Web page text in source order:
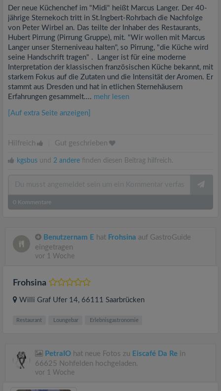
Der neue Küchenchef im "Midi" heißt Marcus Langer. Der 40-
jährige Sternekoch tritt in St.Ingbert-Rohrbach die Nachfolge
von Peter Wirbel an. Das teilte der Inhaber des Restaurants,
Hubert Pirrung (Pirrung Gruppe), mit. "Wir wollen mit Marcus
Langer unser Sterneniveau halten", so Pirrung, "die Küche wird
seine Handschrift tragen" . Langer ist für eine moderne
Interpretation der klassischen französischen Küche bekannt, mit
starkem Fokus auf die Zutaten und die Intensität der Aromen. Er
stammt aus Dresden und hat in etlichen Sternehäusern
Erfahrungen gesammelt.... mehr lesen
[Auf extra Seite anzeigen]
Hilfreich Gut geschrieben
kgsbus und 2 andere finden diesen Beitrag hilfreich.
0 Kommentare
Benutzernam E hat Frohsina auf GastroGuide
eingetragen
vor 1 Woche
Frohsina
Willi Graf Ufer 14, 66111 Saarbrücken
Restaurant Loungebar Erlebnisgastronomie
PetraIO hat neue Fotos zu Eiscafé Da Re in
66625 Nohfelden hochgeladen.
vor 1 Woche